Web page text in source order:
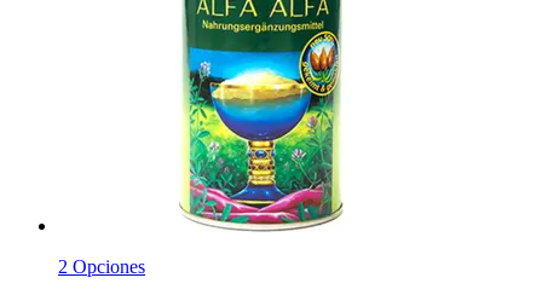
2 Opciones